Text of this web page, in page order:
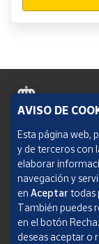
Política de cookies
Aviso legal
Condiciones del
Política de
AVISO DE
Esta página web,
y de terceros con
elaborar
navegación y
en Aceptar todas
También puedes
en el botón
deseas aceptar o